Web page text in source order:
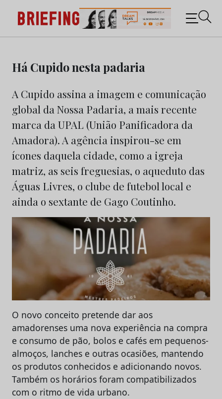
content
Briefing: Todas as notícias sobre os negócios do
Marketing e da Publicidade
Há Cupido nesta padaria
A Cupido assina a imagem e comunicação
global da Nossa Padaria, a mais recente
marca da UPAL (União Panificadora da
Amadora). A agência inspirou-se em
ícones daquela cidade, como a igreja
matriz, as seis freguesias, o aqueduto das
Águas Livres, o clube de futebol local e
ainda o sextante de Gago Coutinho.
O novo conceito pretende dar aos
amadorenses uma nova experiência na compra
e consumo de pão, bolos e cafés em pequenos-
almoços, lanches e outras ocasiões, mantendo
os produtos conhecidos e adicionando novos.
Também os horários foram compatibilizados
com o ritmo de vida urbano.